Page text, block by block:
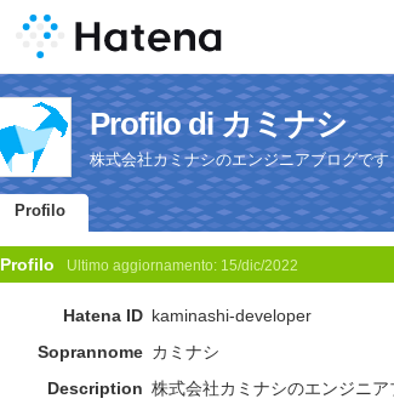
Profilo di カミナシ
株式会社カミナシのエンジニアブログです
Profilo
Profilo Ultimo aggiornamento: 15/dic/2022
Hatena ID kaminashi-developer
Soprannome カミナシ
Description 株式会社カミナシのエンジニア